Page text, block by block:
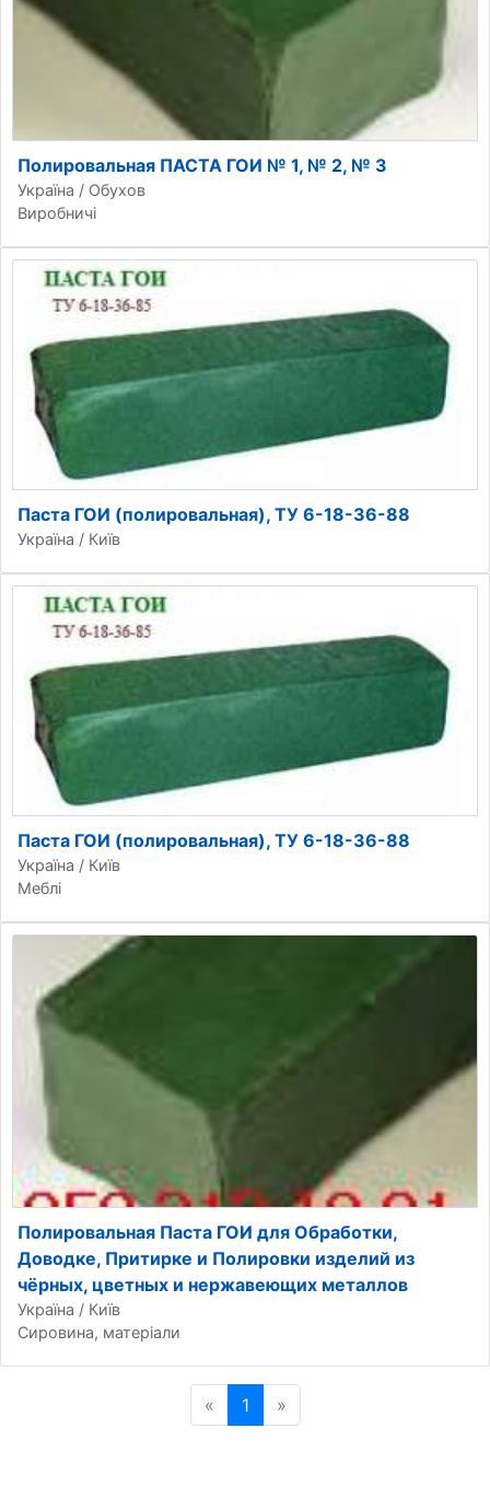
Полировальная ПАСТА ГОИ № 1, № 2, № 3
Україна / Обухов
Виробничі
Паста ГОИ (полировальная), ТУ 6-18-36-88
Україна / Київ
Паста ГОИ (полировальная), ТУ 6-18-36-88
Україна / Київ
Меблі
Полировальная Паста ГОИ для Обработки,
Доводке, Притирке и Полировки изделий из
чёрных, цветных и нержавеющих металлов
Україна / Київ
Сировина, матеріали
« Попередня сторінка
1 »